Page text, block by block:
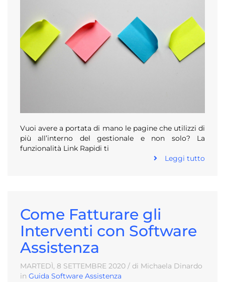
Vuoi avere a portata di mano le pagine che utilizzi di
più all’interno del gestionale e non solo? La
funzionalità Link Rapidi ti
Leggi tutto
Come Fatturare gli
Interventi con Software
Assistenza
MARTEDÌ, 8 SETTEMBRE 2020 / di Michaela Dinardo
in Guida Software Assistenza